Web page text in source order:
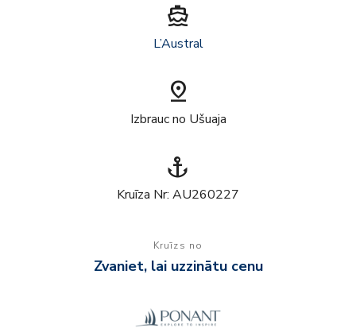
directions_boat
L’Austral
pin_drop
Izbrauc no Ušuaja
anchor
Kruīza Nr: AU260227
Kruīzs no
Zvaniet, lai uzzinātu cenu